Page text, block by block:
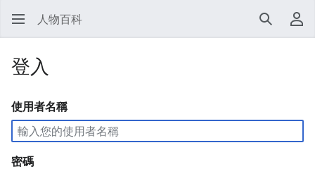
人物百科 搜尋 使
登入
使用者名稱
密碼